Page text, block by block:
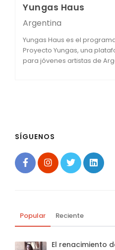
Yungas Haus
Argentina
Yungas Haus es el
Proyecto Yungas, una
para jóvenes artistas de
SÍGUENOS
Popular Reciente
El renacimiento